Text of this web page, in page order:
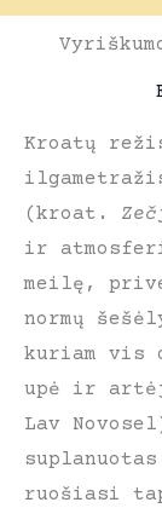
Kroatų
(kroat.
ir
meilę,
normų
kuriam vis
upė ir
Lav
ruošiasi